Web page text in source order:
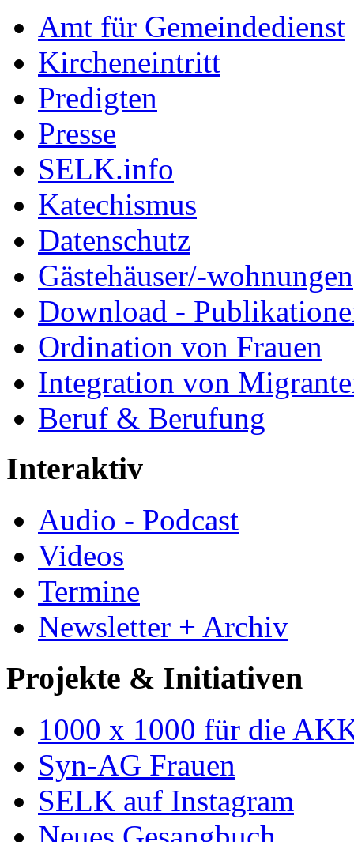
Amt für Gemeindedienst
Kircheneintritt
Predigten
Presse
SELK.info
Katechismus
Datenschutz
Gästehäuser/-wohnungen
Download -
Ordination von Frauen
Integration von
Beruf & Berufung
Interaktiv
Audio - Podcast
Videos
Termine
Newsletter + Archiv
Projekte & Initiativen
1000 x 1000 für die
Syn-AG Frauen
SELK auf Instagram